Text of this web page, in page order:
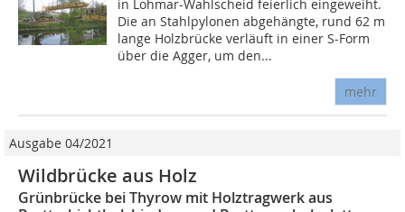
in Lohmar-Wahlscheid feierlich eingeweiht.
Die an Stahlpylonen abgehängte, rund 62 m
lange Holzbrücke verläuft in einer S-Form
über die Agger, um den...
mehr
Ausgabe 04/2021
Wildbrücke aus Holz
Grünbrücke bei Thyrow mit Holztragwerk aus